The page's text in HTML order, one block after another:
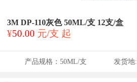
3M DP-110灰色 50ML/支 12支/盒
¥50.00 元/支 起
产品规格：50ML/支 发货地: